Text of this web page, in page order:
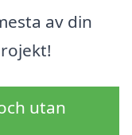
av din
utan